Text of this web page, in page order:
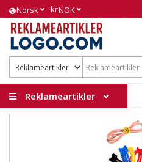
Norsk krNOK
Reklameartikler